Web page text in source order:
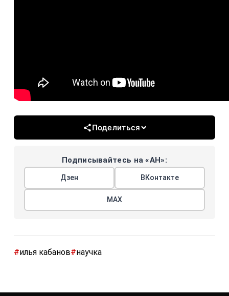
Поделиться
Подписывайтесь на «АН»:
Дзен ВКонтакте
МАХ
#илья кабанов#научка